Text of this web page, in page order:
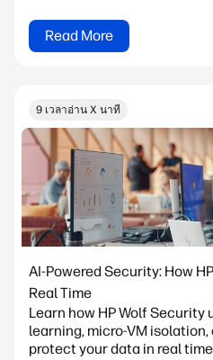
Read More
9 เวลาอ่าน X นาที
AI-Powered Security: How
Real Time
Learn how HP Wolf Security
learning, micro-VM
protect your data in real